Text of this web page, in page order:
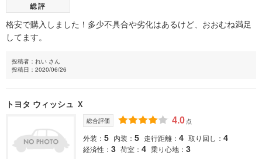
総評
格安で購入しました！多少不具合や劣化はあるけど、おおむね満足
してます。
投稿者：れい さん
投稿日：2020/06/26
トヨタ ウィッシュ Ｘ
総合評価 4.0 点
外装： 5 内装： 5 走行距離： 4 取り回し： 4
経済性： 3 荷室： 4 乗り心地： 3